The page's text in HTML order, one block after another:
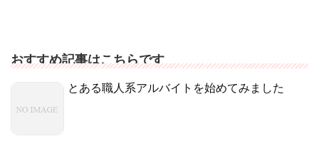
おすすめ記事はこちらです
とある職人系アルバイトを始めてみました